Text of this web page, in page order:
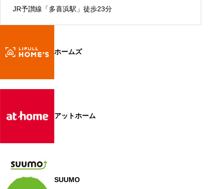
JR予讃線「多喜浜駅」徒歩23分
ホームズ
アットホーム
SUUMO